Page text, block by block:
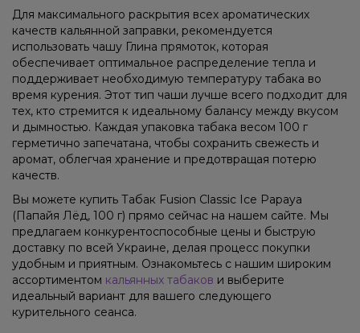
Для максимального раскрытия всех ароматических
качеств кальянной заправки, рекомендуется
использовать чашу Глина прямоток, которая
обеспечивает оптимальное распределение тепла и
поддерживает необходимую температуру табака во
время курения. Этот тип чаши лучше всего подходит для
тех, кто стремится к идеальному балансу между вкусом
и дымностью. Каждая упаковка табака весом 100 г
герметично запечатана, чтобы сохранить свежесть и
аромат, облегчая хранение и предотвращая потерю
качеств.
Вы можете купить Табак Fusion Classic Ice Papaya
(Папайя Лёд, 100 г) прямо сейчас на нашем сайте. Мы
предлагаем конкурентоспособные цены и быструю
доставку по всей Украине, делая процесс покупки
удобным и приятным. Ознакомьтесь с нашим широким
ассортиментом кальянных табаков и выберите
идеальный вариант для вашего следующего
курительного сеанса.